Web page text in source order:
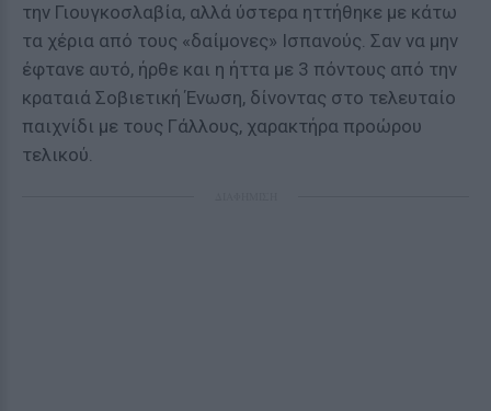
την Γιουγκοσλαβία, αλλά ύστερα ηττήθηκε με κάτω
τα χέρια από τους «δαίμονες» Ισπανούς. Σαν να μην
έφτανε αυτό, ήρθε και η ήττα με 3 πόντους από την
κραταιά Σοβιετική Ένωση, δίνοντας στο τελευταίο
παιχνίδι με τους Γάλλους, χαρακτήρα προώρου
τελικού.